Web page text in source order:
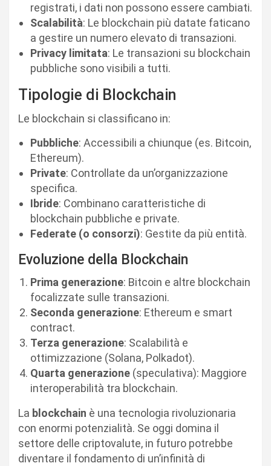
registrati, i dati non possono essere cambiati.
Scalabilità: Le blockchain più datate faticano
a gestire un numero elevato di transazioni.
Privacy limitata: Le transazioni su blockchain
pubbliche sono visibili a tutti.
Tipologie di Blockchain
Le blockchain si classificano in:
Pubbliche: Accessibili a chiunque (es. Bitcoin,
Ethereum).
Private: Controllate da un’organizzazione
specifica.
Ibride: Combinano caratteristiche di
blockchain pubbliche e private.
Federate (o consorzi): Gestite da più entità.
Evoluzione della Blockchain
Prima generazione: Bitcoin e altre blockchain
focalizzate sulle transazioni.
Seconda generazione: Ethereum e smart
contract.
Terza generazione: Scalabilità e
ottimizzazione (Solana, Polkadot).
Quarta generazione (speculativa): Maggiore
interoperabilità tra blockchain.
La blockchain è una tecnologia rivoluzionaria
con enormi potenzialità. Se oggi domina il
settore delle criptovalute, in futuro potrebbe
diventare il fondamento di un’infinità di